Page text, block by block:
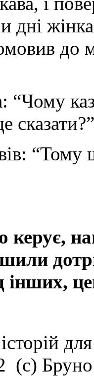
дні
до
“Чому
сказати?”
“Тому
керує,
інших,
(с)